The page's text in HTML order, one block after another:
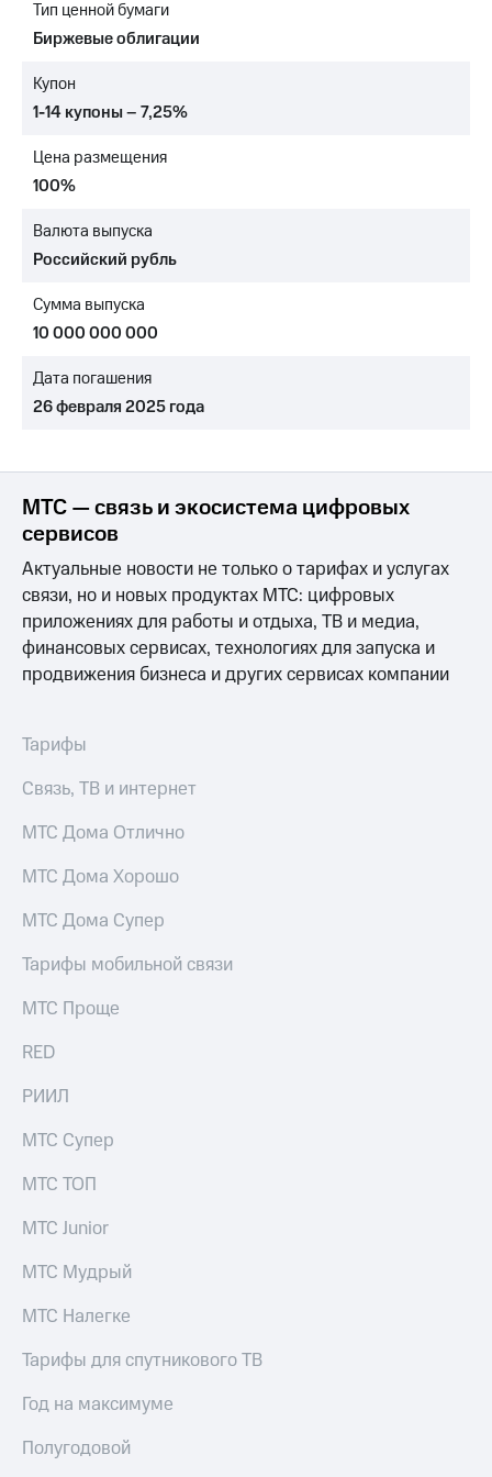
МТС
Контакты
в
регионе
и акционерам
управление
секретарь
информации
Информация
акционерам
Документы
ПАО
"МТС"
Собрания
акционеров
Личный
Контроль
аудит
акций
Описание
Программа
приобретения
Порядок
акций
Еврооблигации-2023
о
именных
Другое
Регистратор
Контакты
развитие
деловая этика
На главную
Тип ценной бумаги
Биржевые облигации
Купон
1-14 купоны – 7,25%
Цена размещения
100%
Валюта выпуска
Российский рубль
Сумма выпуска
10 000 000 000
Дата погашения
26 февраля 2025 года
МТС — связь и экосистема цифровых
сервисов
Актуальные новости не только о тарифах и услугах
связи, но и новых продуктах МТС: цифровых
приложениях для работы и отдыха, ТВ и медиа,
финансовых сервисах, технологиях для запуска и
продвижения бизнеса и других сервисах компании
Тарифы
Связь, ТВ и интернет
МТС Дома Отлично
МТС Дома Хорошо
МТС Дома Супер
Тарифы мобильной связи
МТС Проще
RED
РИИЛ
МТС Супер
МТС ТОП
МТС Junior
МТС Мудрый
МТС Налегке
Тарифы для спутникового ТВ
Год на максимуме
Полугодовой